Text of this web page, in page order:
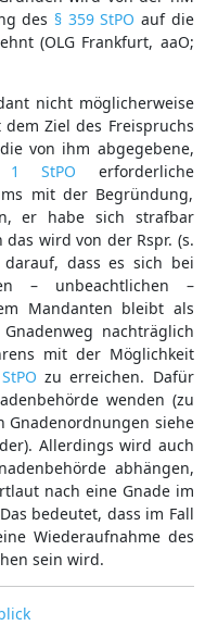
des § 359 StPO auf die
(OLG Frankfurt, aaO;
nicht möglicherweise
Ziel des Freispruchs
von ihm abgegebene,
StPO erforderliche
mit der Begründung,
er habe sich strafbar
wird von der Rspr. (s.
darauf, dass es sich bei
– unbeachtlichen –
Mandanten bleibt als
nachträglich
mit der Möglichkeit
zu erreichen. Dafür
wenden (zu
Gnadenordnungen siehe
Allerdings wird auch
abhängen,
nach eine Gnade im
bedeutet, dass im Fall
Wiederaufnahme des
sein wird.